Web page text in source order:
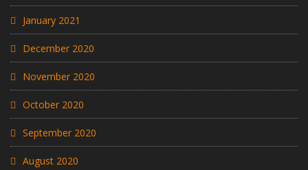
January 2021
December 2020
November 2020
October 2020
September 2020
August 2020